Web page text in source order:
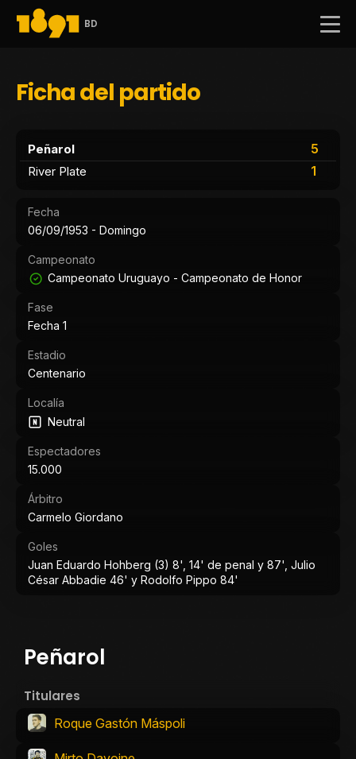
BD
Ficha del partido
Peñarol
5
1
River Plate
Fecha
06/09/1953 - Domingo
Campeonato
Campeonato Uruguayo - Campeonato de Honor
Fase
Fecha 1
Estadio
Centenario
Localía
Neutral
Espectadores
15.000
Árbitro
Carmelo Giordano
Goles
Juan Eduardo Hohberg (3) 8', 14' de penal y 87', Julio
César Abbadie 46' y Rodolfo Pippo 84'
Peñarol
Titulares
Roque Gastón Máspoli